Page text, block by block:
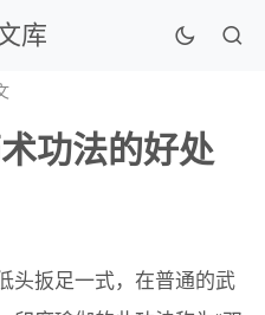
库
功法的好处
头扳足一式，在普通的武